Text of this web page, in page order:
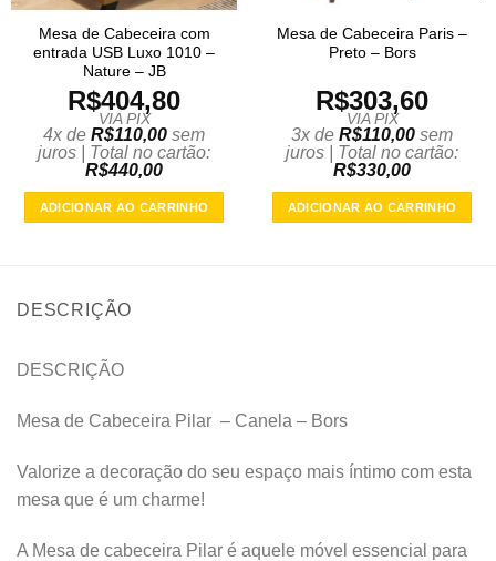
Mesa de Cabeceira com
entrada USB Luxo 1010 –
Nature – JB
R$404,80
VIA PIX
4x de R$110,00 sem
juros | Total no cartão:
R$440,00
ADICIONAR AO CARRINHO
Mesa de Cabeceira Paris –
Preto – Bors
R$303,60
VIA PIX
3x de R$110,00 sem
juros | Total no cartão:
R$330,00
ADICIONAR AO CARRINHO
DESCRIÇÃO
DESCRIÇÃO
Mesa de Cabeceira Pilar – Canela – Bors
Valorize a decoração do seu espaço mais íntimo com esta
mesa que é um charme!
A Mesa de cabeceira Pilar é aquele móvel essencial para